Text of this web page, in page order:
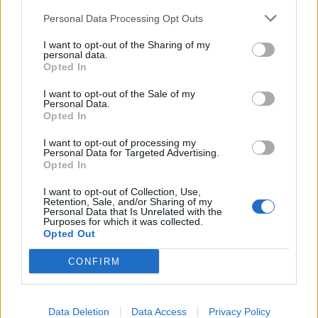
Personal Data Processing Opt Outs
I want to opt-out of the Sharing of my
personal data.
Opted In
I want to opt-out of the Sale of my
Personal Data.
Opted In
I want to opt-out of processing my
Personal Data for Targeted Advertising.
Opted In
I want to opt-out of Collection, Use,
Retention, Sale, and/or Sharing of my
Personal Data that Is Unrelated with the
Purposes for which it was collected.
Opted Out
CONFIRM
Data Deletion Data Access Privacy Policy
Deseu el meu nom, el correu electrònic i el lloc web en
aquest navegador per a la propera vegada que comenti.
Captcha9 - 5 = ?
characters
shown
ÚLTIMES NOTÍCIES